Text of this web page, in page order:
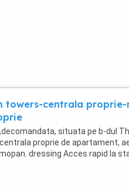
towers-centrala
situata pe b-dul
proprie de apartament,
dressing Acces rapid la